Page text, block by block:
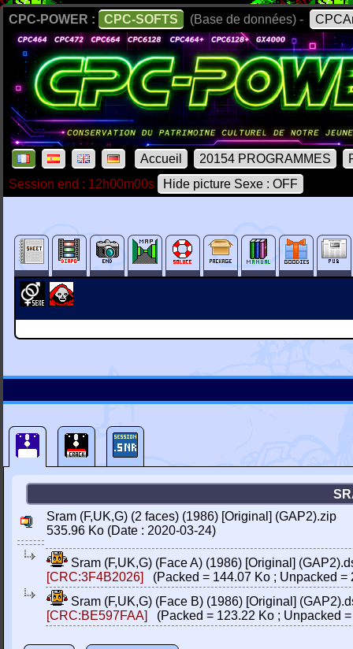
CPC-POWER : CPC-SOFTS (Base de données) -
Accueil 20154 PROGRAMMES
Session end : 12h00m00s
Hide picture Sexe : OFF
Sram (F,UK,G) (2 faces) (1986) [Original] (GAP2).zip
535.96 Ko (Date : 2020-03-24)
Sram (F,UK,G) (Face A) (1986) [Original]
[CRC:3F4B2026]
(Packed = 144.07 Ko ; Unpacked =
Sram (F,UK,G) (Face B) (1986) [Original]
[CRC:BE597FAA]
(Packed = 123.22 Ko ; Unpacked